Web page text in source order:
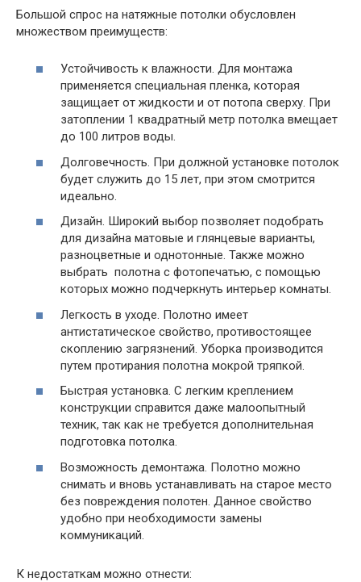
Большой спрос на натяжные потолки обусловлен
множеством преимуществ:
Устойчивость к влажности. Для монтажа
применяется специальная пленка, которая
защищает от жидкости и от потопа сверху. При
затоплении 1 квадратный метр потолка вмещает
до 100 литров воды.
Долговечность. При должной установке потолок
будет служить до 15 лет, при этом смотрится
идеально.
Дизайн. Широкий выбор позволяет подобрать
для дизайна матовые и глянцевые варианты,
разноцветные и однотонные. Также можно
выбрать полотна с фотопечатью, с помощью
которых можно подчеркнуть интерьер комнаты.
Легкость в уходе. Полотно имеет
антистатическое свойство, противостоящее
скоплению загрязнений. Уборка производится
путем протирания полотна мокрой тряпкой.
Быстрая установка. С легким креплением
конструкции справится даже малоопытный
техник, так как не требуется дополнительная
подготовка потолка.
Возможность демонтажа. Полотно можно
снимать и вновь устанавливать на старое место
без повреждения полотен. Данное свойство
удобно при необходимости замены
коммуникаций.
К недостаткам можно отнести: